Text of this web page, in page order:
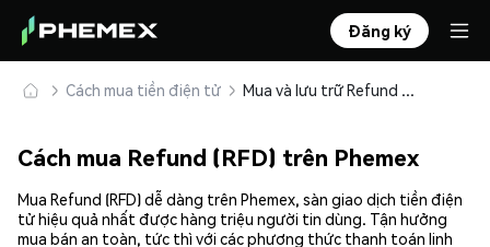
Đăng ký
Cách mua tiền điện tử Mua và lưu trữ Refund (RFD) an toàn
Cách mua Refund (RFD) trên Phemex
Mua Refund (RFD) dễ dàng trên Phemex, sàn giao dịch tiền điện
tử hiệu quả nhất được hàng triệu người tin dùng. Tận hưởng
mua bán an toàn, tức thì với các phương thức thanh toán linh